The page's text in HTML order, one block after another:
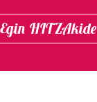
Egin HITZAkide